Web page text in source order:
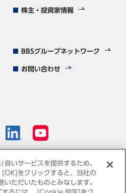
株主・投資家情報
BBSグループネットワーク
お問い合わせ
免責事項 サイトマップ
良いサービスを提供するため、
をクリックすると、当社の
いただいたものとみなします。